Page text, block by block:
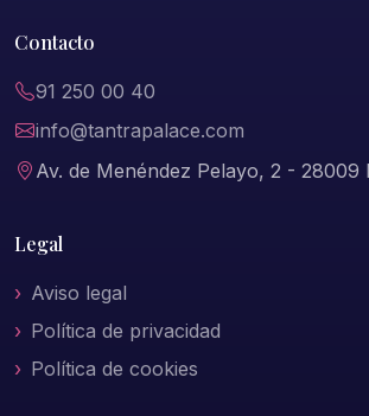
Contacto
91 250 00 40
info@tantrapalace.com
Av. de Menéndez Pelayo, 2 - 28009
Legal
Aviso legal
Política de privacidad
Política de cookies